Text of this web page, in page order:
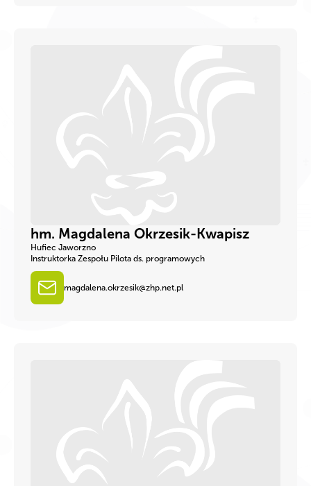
hm. Magdalena Okrzesik-Kwapisz
Hufiec Jaworzno
Instruktorka Zespołu Pilota ds. programowych
magdalena.okrzesik@zhp.net.pl